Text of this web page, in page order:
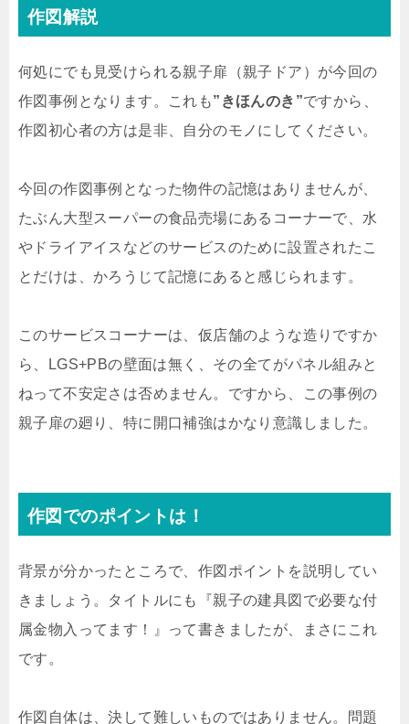
作図解説
何処にでも見受けられる親子扉（親子ドア）が今回の
作図事例となります。これも”きほんのき”ですから、
作図初心者の方は是非、自分のモノにしてください。
今回の作図事例となった物件の記憶はありませんが、
たぶん大型スーパーの食品売場にあるコーナーで、水
やドライアイスなどのサービスのために設置されたこ
とだけは、かろうじて記憶にあると感じられます。
このサービスコーナーは、仮店舗のような造りですか
ら、LGS+PBの壁面は無く、その全てがパネル組みと
ねって不安定さは否めません。ですから、この事例の
親子扉の廻り、特に開口補強はかなり意識しました。
作図でのポイントは！
背景が分かったところで、作図ポイントを説明してい
きましょう。タイトルにも『親子の建具図で必要な付
属金物入ってます！』って書きましたが、まさにこれ
です。
作図自体は、決して難しいものではありません。問題